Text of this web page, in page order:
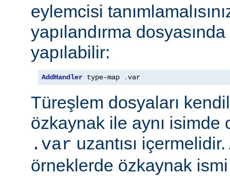
eylemcisi
yapılandırma
yapılabilir:
AddHandler type-map .var
Türeşlem dosyaları
özkaynak ile aynı isimde
.var uzantısı
örneklerde özkaynak